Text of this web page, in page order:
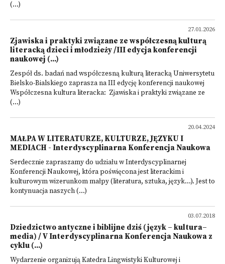
(...)
27.01.2026
Zjawiska i praktyki związane ze współczesną kulturą
literacką dzieci i młodzieży /III edycja konferencji
naukowej (...)
Zespół ds. badań nad współczesną kulturą literacką Uniwersytetu
Bielsko-Bialskiego zaprasza na III edycję konferencji naukowej
Współczesna kultura literacka: Zjawiska i praktyki związane ze
(...)
20.04.2024
MAŁPA W LITERATURZE, KULTURZE, JĘZYKU I
MEDIACH - Interdyscyplinarna Konferencja Naukowa
Serdecznie zapraszamy do udziału w Interdyscyplinarnej
Konferencji Naukowej, która poświęcona jest literackim i
kulturowym wizerunkom małpy (literatura, sztuka, język...). Jest to
kontynuacja naszych (...)
03.07.2018
Dziedzictwo antyczne i biblijne dziś (język – kultura–
media) / V Interdyscyplinarna Konferencja Naukowa z
cyklu (...)
Wydarzenie organizują Katedra Lingwistyki Kulturowej i